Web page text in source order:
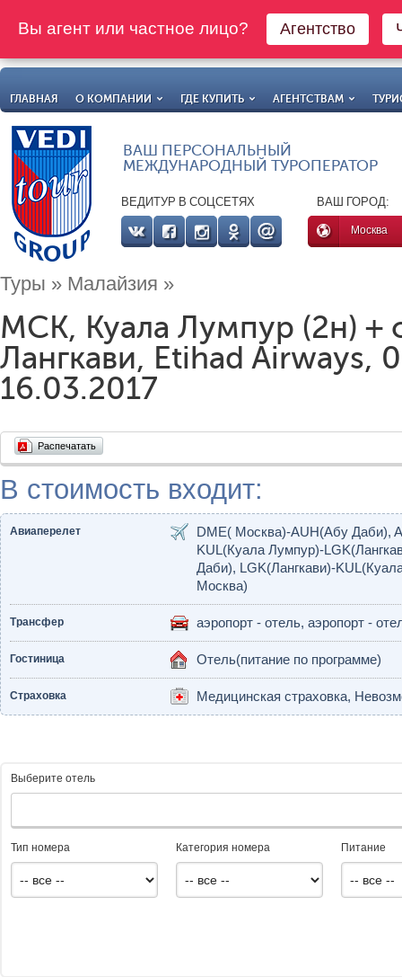
Вы агент или частное лицо? Агентство
ГЛАВНАЯ О КОМПАНИИ ГДЕ КУПИТЬ АГЕНТСТВАМ
ВАШ ПЕРСОНАЛЬНЫЙ
МЕЖДУНАРОДНЫЙ ТУРОПЕРАТОР
ВЕДИТУР В СОЦСЕТЯХ ВАШ ГОРОД:
Москва
Туры » Малайзия »
МСК, Куала Лумпур (2н) +
Лангкави, Etihad Airways,
16.03.2017
Распечатать
В стоимость входит:
Авиаперелет
DME( Москва)-AUH(Абу Даби),
KUL(Куала Лумпур)-
Даби), LGK(Лангкави)-
Москва)
Трансфер аэропорт - отель, аэропорт -
Гостиница Отель(питание по программе)
Страховка Медицинская страховка,
Выберите отель
Тип номера Категория номера Питание